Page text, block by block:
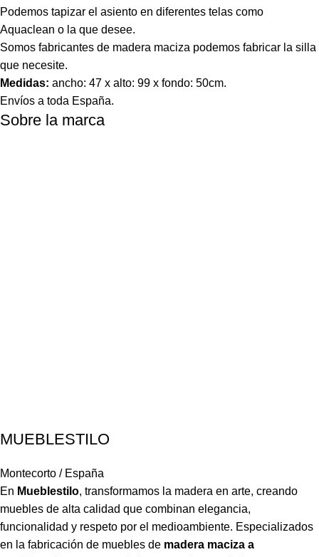
Podemos tapizar el asiento en diferentes telas como
Aquaclean o la que desee.
Somos fabricantes de madera maciza podemos fabricar la silla
que necesite.
Medidas: ancho: 47 x alto: 99 x fondo: 50cm.
Envíos a toda España.
Sobre la marca
MUEBLESTILO
Montecorto / España
En Mueblestilo, transformamos la madera en arte, creando
muebles de alta calidad que combinan elegancia,
funcionalidad y respeto por el medioambiente. Especializados
en la fabricación de muebles de madera maciza a